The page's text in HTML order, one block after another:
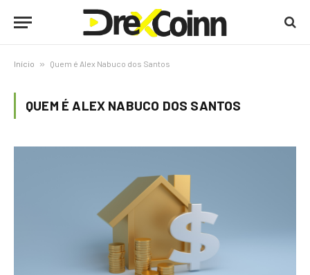
Início » Quem é Alex Nabuco dos Santos
QUEM É ALEX NABUCO DOS SANTOS